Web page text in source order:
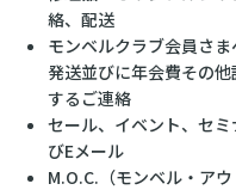
絡、配送
モンベルクラブ会員さ
発送並びに年会費その
するご連絡
セール、イベント、セ
びEメール
M.O.C.（モンベル・ア